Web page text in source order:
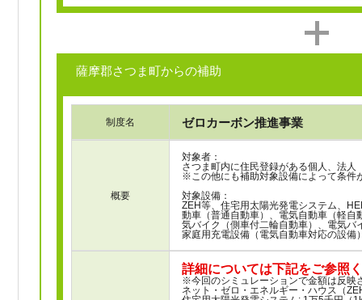
薩摩郡さつま町からの補助
制度名 ゼロカーボン推進事業
概要
対象者：
さつま町内に住民登録がある個人、法人
※この他にも補助対象設備によって条件
対象設備：
ZEH等、住宅用太陽光発電システム、
動車（普通自動車）、電気自動車（軽
気バイク（側車付二輪自動車）、電気
家庭用充電設備（電気自動車対応の設備
詳細については下記をご参照
※今回のシミュレーションで金額は反映
ネット・ゼロ・エネルギー・ハウス（